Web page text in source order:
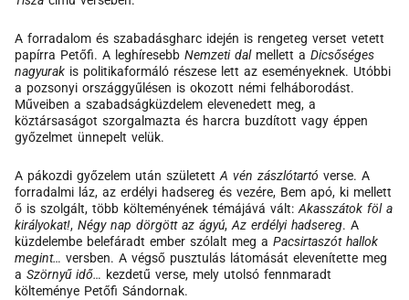
A forradalom és szabadásgharc idején is rengeteg verset vetett
papírra Petőfi. A leghíresebb Nemzeti dalmellett a Dicsőséges
nagyurak is politikaformáló részese lett az eseményeknek. Utóbbi
a pozsonyi országgyűlésen is okozott némi felháborodást.
Műveiben a szabadságküzdelem elevenedett meg, a
köztársaságot szorgalmazta és harcra buzdított vagy éppen
győzelmet ünnepelt velük.
A pákozdi győzelem után született A vén zászlótartó verse. A
forradalmi láz, az erdélyi hadsereg és vezére, Bem apó, ki mellett
ő is szolgált, több költeményének témájává vált: Akasszátok föl a
királyokat!, Négy nap dörgött az ágyú, Az erdélyi hadsereg. A
küzdelembe belefáradt ember szólalt meg a Pacsirtaszót hallok
megint… versben. A végső pusztulás látomását elevenítette meg
a Szörnyű idő… kezdetű verse, mely utolsó fennmaradt
költeménye Petőfi Sándornak.